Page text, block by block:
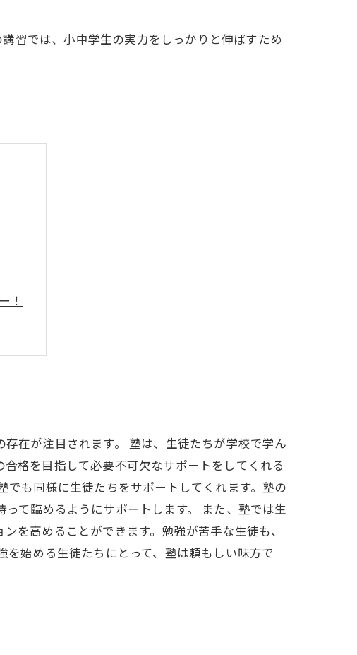
習では、小中学生の実力をしっかりと伸ばすため
！
在が注目されます。 塾は、生徒たちが学校で学ん
格を目指して必要不可欠なサポートをしてくれる
も同様に生徒たちをサポートしてくれます。塾の
て臨めるようにサポートします。 また、塾では生
を高めることができます。勉強が苦手な生徒も、
始める生徒たちにとって、塾は頼もしい味方で